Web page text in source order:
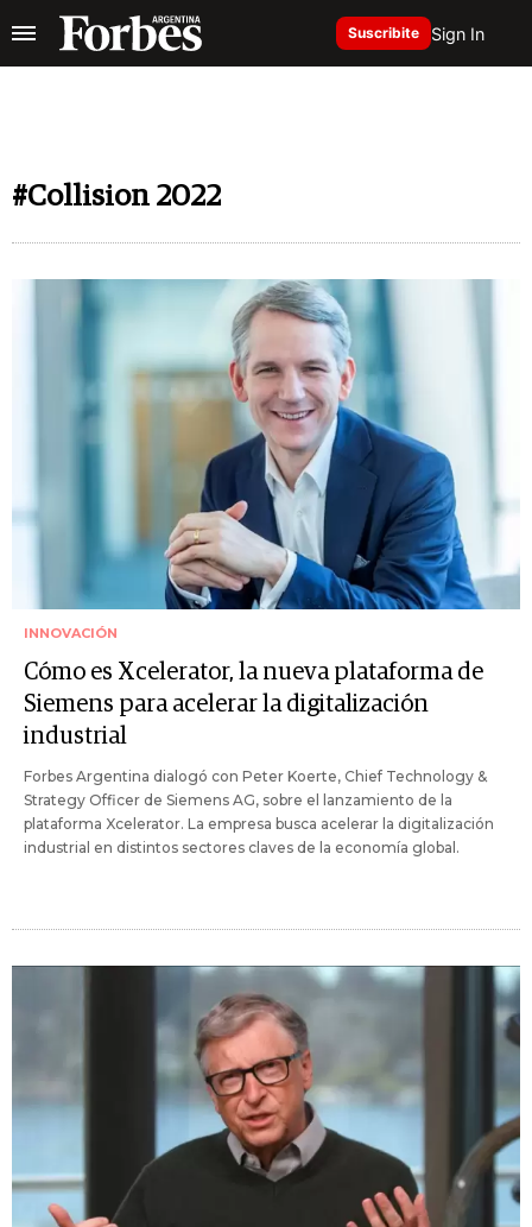
Suscribite Sign In
#Collision 2022
INNOVACIÓN
Cómo es Xcelerator, la nueva plataforma de
Siemens para acelerar la digitalización
industrial
Forbes Argentina dialogó con Peter Koerte, Chief Technology &
Strategy Officer de Siemens AG, sobre el lanzamiento de la
plataforma Xcelerator. La empresa busca acelerar la digitalización
industrial en distintos sectores claves de la economía global.